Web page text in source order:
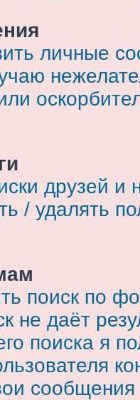
личные
друзей и
/ удалять
поиск по
не даёт
поиска я